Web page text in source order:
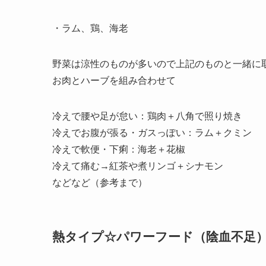
・ラム、鶏、海老
野菜は涼性のものが多いので上記のものと一緒に
お肉とハーブを組み合わせて
冷えで腰や足が怠い：鶏肉＋八角で照り焼き
冷えでお腹が張る・ガスっぽい：ラム＋クミン
冷えで軟便・下痢：海老＋花椒
冷えて痛む→紅茶や煮リンゴ＋シナモン
などなど（参考まで）
熱タイプ☆パワーフード（陰血不足）